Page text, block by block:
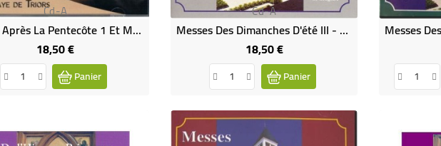
Cd-A
Temps Après La Pentecôte 1 Et Messes Trinité - Chant Grégorien (CD)
18,50 €Prix
Panier
Cd-A
Messes Des Dimanches D'été III - Chant Grégorien (CD)
18,50 €Prix
Panier